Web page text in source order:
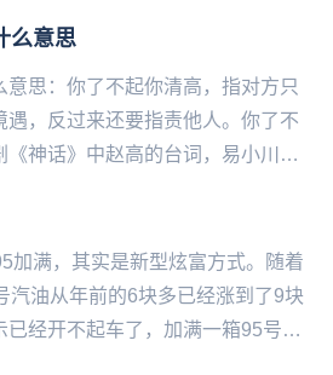
么意思
思：你了不起你清高，指对方只
遇，反过来还要指责他人。你了不
神话》中赵高的台词，易小川骂
加满，其实是新型炫富方式。随着
汽油从年前的6块多已经涨到了9块
已经开不起车了，加满一箱95号汽